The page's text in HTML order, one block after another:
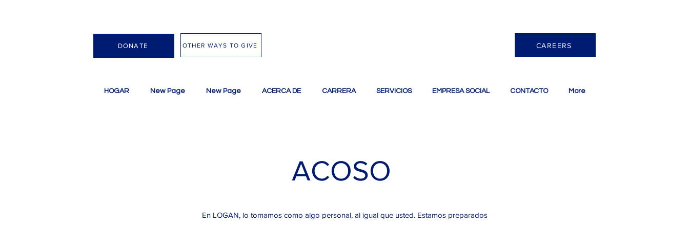
DONATE OTHER WAYS TO GIVE CAREERS
HOGAR New Page New Page ACERCA DE CARRERA SERVICIOS EMPRESA SOCIAL CONTACTO More
ACOSO
En LOGAN, lo tomamos como algo personal, al igual que usted. Estamos preparados